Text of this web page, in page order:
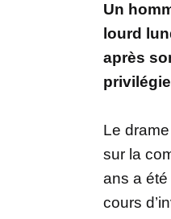
Un
lourd
après
Le
sur la
ans a
cours